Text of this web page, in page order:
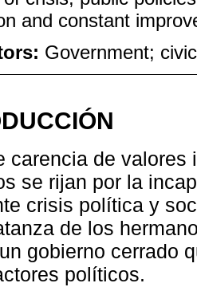
and constant
Government;
carencia de
se rijan por la
crisis política y
de los
gobierno cerrado
políticos.